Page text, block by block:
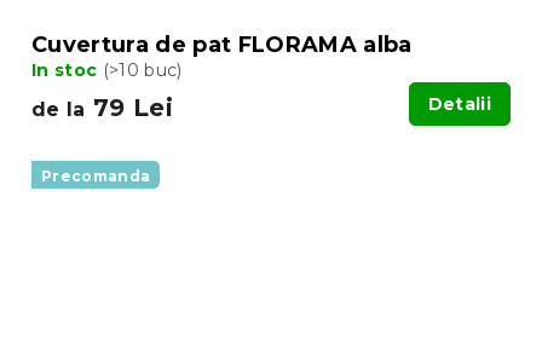
Cuvertura de pat FLORAMA alba
In stoc (>10 buc)
de la 79 Lei Detalii
Precomanda